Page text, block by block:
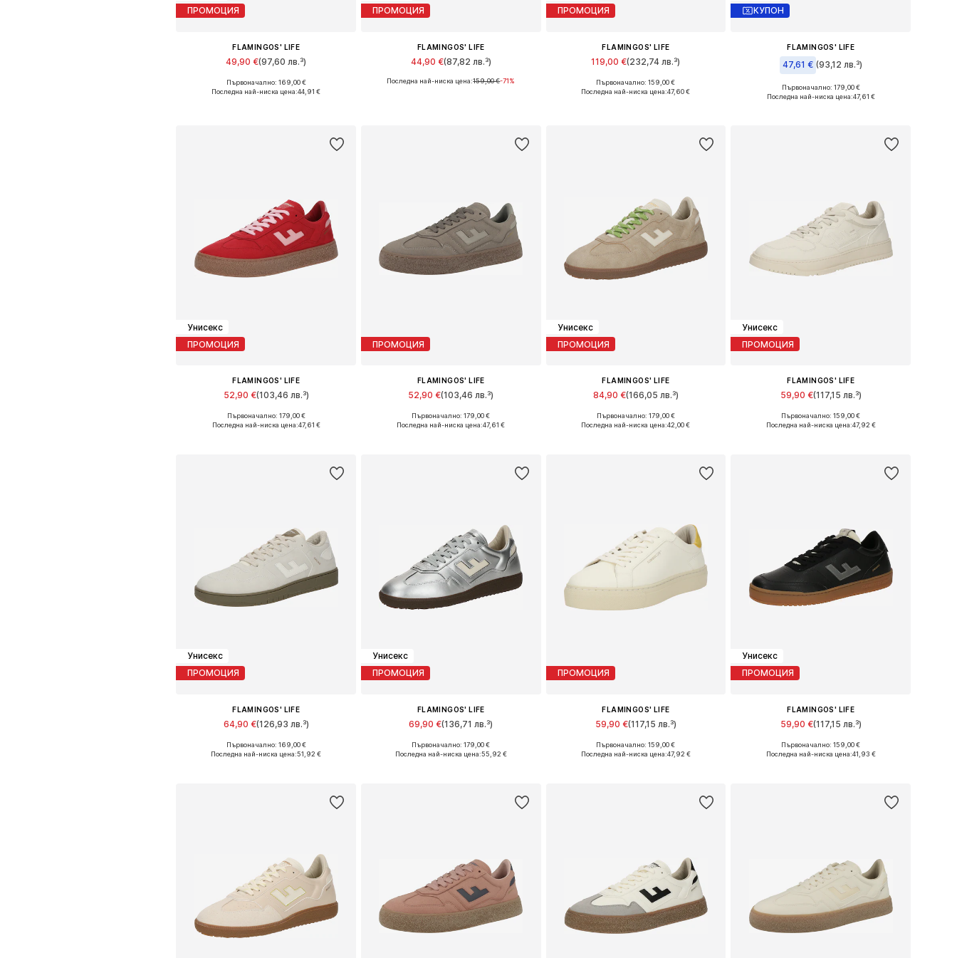
ПРОМОЦИЯ
FLAMINGOS' LIFE
49,90 €(97,60 лв.³)
Налични размери: 36, 37, 38, 39
Първоначално: 169,00 €
Последна най-ниска цена:44,91 €
ПРОМОЦИЯ
FLAMINGOS' LIFE
44,90 €(87,82 лв.³)
Налични размери: 36
Последна най-ниска цена:159,00 €-71%
ПРОМОЦИЯ
FLAMINGOS' LIFE
119,00 €(232,74 лв.³)
Налични размери: 36
Първоначално: 159,00 €
Последна най-ниска цена:47,60 €
КУПОН
FLAMINGOS' LIFE
47,61 € (93,12 лв.³)
Налични размери: 36
Първоначално: 179,00 €
Последна най-ниска цена:47,61 €
Унисекс
ПРОМОЦИЯ
FLAMINGOS' LIFE
52,90 €(103,46 лв.³)
Налични размери: 36, 38
Първоначално: 179,00 €
Последна най-ниска цена:47,61 €
ПРОМОЦИЯ
FLAMINGOS' LIFE
52,90 €(103,46 лв.³)
Налични размери: 36
Първоначално: 179,00 €
Последна най-ниска цена:47,61 €
Унисекс
ПРОМОЦИЯ
FLAMINGOS' LIFE
84,90 €(166,05 лв.³)
Налични размери: 42
Първоначално: 179,00 €
Последна най-ниска цена:42,00 €
Унисекс
ПРОМОЦИЯ
FLAMINGOS' LIFE
59,90 €(117,15 лв.³)
Налични размери: 36, 37
Първоначално: 159,00 €
Последна най-ниска цена:47,92 €
Унисекс
ПРОМОЦИЯ
FLAMINGOS' LIFE
64,90 €(126,93 лв.³)
Налични размери: 36, 37
Първоначално: 169,00 €
Последна най-ниска цена:51,92 €
Унисекс
ПРОМОЦИЯ
FLAMINGOS' LIFE
69,90 €(136,71 лв.³)
Налични размери: 36, 37
Първоначално: 179,00 €
Последна най-ниска цена:55,92 €
ПРОМОЦИЯ
FLAMINGOS' LIFE
59,90 €(117,15 лв.³)
Налични размери: 36, 37
Първоначално: 159,00 €
Последна най-ниска цена:47,92 €
Унисекс
ПРОМОЦИЯ
FLAMINGOS' LIFE
59,90 €(117,15 лв.³)
Налични размери: 38
Първоначално: 159,00 €
Последна най-ниска цена:41,93 €